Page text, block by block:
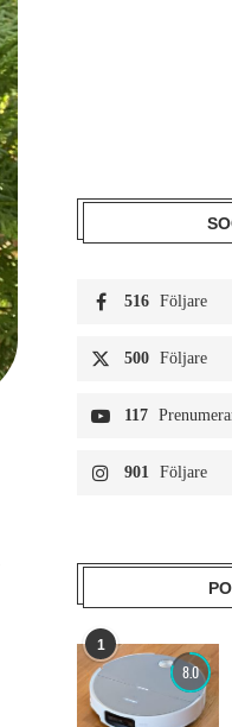
516 Följare
500 Följare
117
901 Följare
1
8.0